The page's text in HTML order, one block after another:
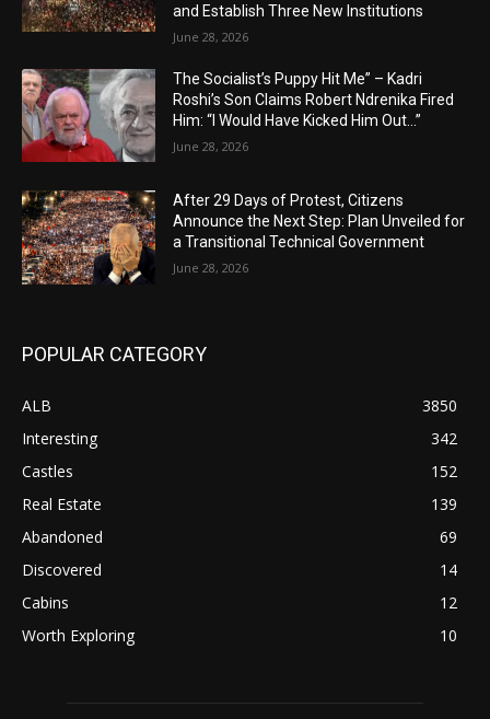
and Establish Three New Institutions
June 28, 2026
The Socialist’s Puppy Hit Me” – Kadri
Roshi’s Son Claims Robert Ndrenika Fired
Him: “I Would Have Kicked Him Out…”
June 28, 2026
After 29 Days of Protest, Citizens
Announce the Next Step: Plan Unveiled for
a Transitional Technical Government
June 28, 2026
POPULAR CATEGORY
ALB
3850
Interesting
342
Castles
152
Real Estate
139
Abandoned
69
Discovered
14
Cabins
12
Worth Exploring
10